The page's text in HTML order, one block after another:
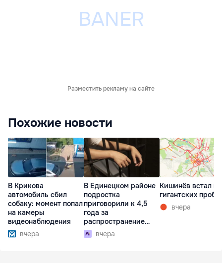
Разместить рекламу на сайте
Похожие новости
В Крикова
автомобиль сбил
собаку: момент попал
на камеры
видеонаблюдения
вчера
В Единецком районе
подростка
приговорили к 4,5
года за
распространение
наркотиков
вчера
Кишинёв встал в
гигантских
вчера